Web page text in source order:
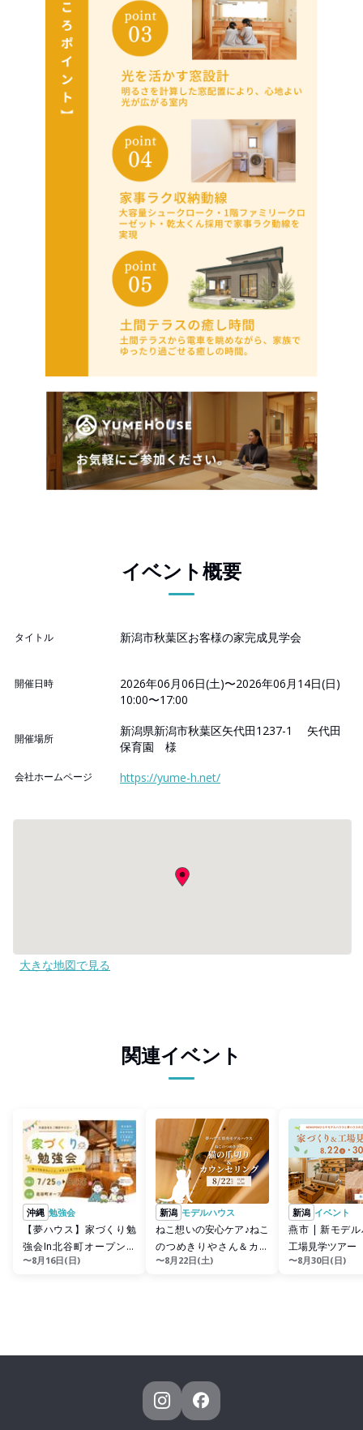
イベント概要
タイトル 新潟市秋葉区お客様の家完成見学会
開催日時
2026年06月06日(土)〜2026年06月14日(日)
10:00〜17:00
開催場所
新潟県新潟市秋葉区矢代田1237-1 矢代田
保育園 様
会社ホームページ https://yume-h.net/
大きな地図で見る
関連イベント
沖縄 勉強会
【夢ハウス】家づくり勉
強会In北谷町オープンハ
ウス
〜8月16日(日)
新潟 モデルハウス
ねこ想いの安心ケア♪ねこ
のつめきりやさん＆カウ
ンセリング
〜8月22日(土)
新潟 イベント
燕市 | 新モデルハウス＆
工場見学ツアー
〜8月30日(日)